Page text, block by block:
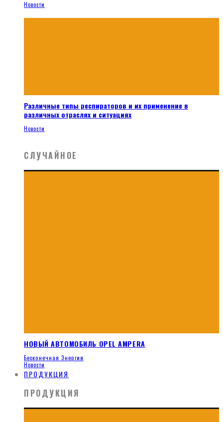
Новости
Различные типы респираторов и их применение в
различных отраслях и ситуациях
Новости
СЛУЧАЙНОЕ
НОВЫЙ АВТОМОБИЛЬ OPEL AMPERA
Бесконечная Энергия
Новости
ПРОДУКЦИЯ
ПРОДУКЦИЯ